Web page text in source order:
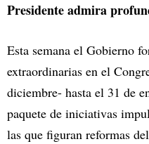
Presidente admira
Esta semana el Gobierno
extraordinarias en el
diciembre- hasta el 31 de
paquete de iniciativas
las que figuran reformas